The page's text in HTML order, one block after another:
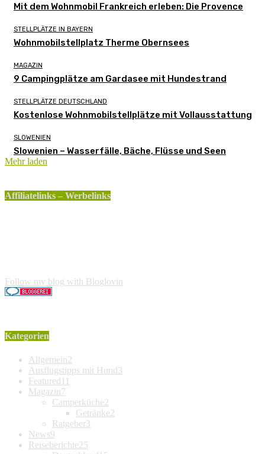
Mit dem Wohnmobil Frankreich erleben: Die Provence
STELLPLÄTZE IN BAYERN
Wohnmobilstellplatz Therme Obernsees
MAGAZIN
9 Campingplätze am Gardasee mit Hundestrand
STELLPLÄTZE DEUTSCHLAND
Kostenlose Wohnmobilstellplätze mit Vollausstattung
SLOWENIEN
Slowenien – Wasserfälle, Bäche, Flüsse und Seen
Mehr laden
Affiliatelinks – Werbelinks
Follow my blog with Bloglovin
Kategorien
Allgemein2
Ausflugstipps mit Hund3
Featured 11
Magazin7
Camperküche2
Getränke2
Ratgeber3
News9
Reiseberichte25